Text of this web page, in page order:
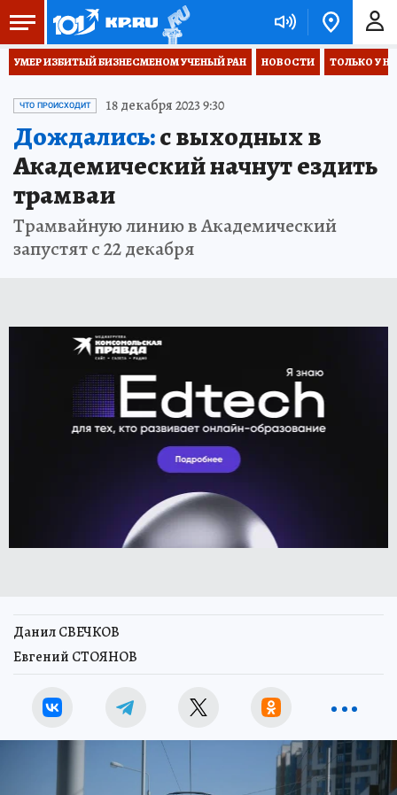
УМЕР ИЗБИТЫЙ БИЗНЕСМЕНОМ УЧЕНЫЙ РАН НОВОСТИ ТОЛЬКО У
ЧТО ПРОИСХОДИТ 18 декабря 2023 9:30
Дождались:с выходных в
Академический начнут ездить
трамваи
Трамвайную линию в Академический
запустят с 22 декабря
Данил СВЕЧКОВ
Евгений СТОЯНОВ